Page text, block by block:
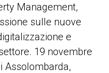
Management,
sulle nuove
e
19 novembre
Assolombarda,